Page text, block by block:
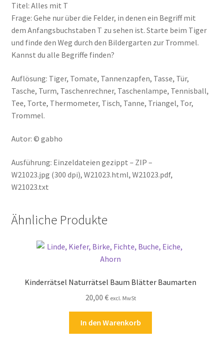
Titel: Alles mit T
Frage: Gehe nur über die Felder, in denen ein Begriff mit
dem Anfangsbuchstaben T zu sehen ist. Starte beim Tiger
und finde den Weg durch den Bildergarten zur Trommel.
Kannst du alle Begriffe finden?
Auflösung: Tiger, Tomate, Tannenzapfen, Tasse, Tür,
Tasche, Turm, Taschenrechner, Taschenlampe, Tennisball,
Tee, Torte, Thermometer, Tisch, Tanne, Triangel, Tor,
Trommel.
Autor: © gabho
Ausführung: Einzeldateien gezippt – ZIP –
W21023.jpg (300 dpi), W21023.html, W21023.pdf,
W21023.txt
Ähnliche Produkte
Kinderrätsel Naturrätsel Baum Blätter Baumarten
20,00 € excl. MwSt
In den Warenkorb